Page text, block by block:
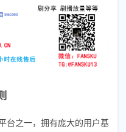
台之一，拥有庞大的用户基